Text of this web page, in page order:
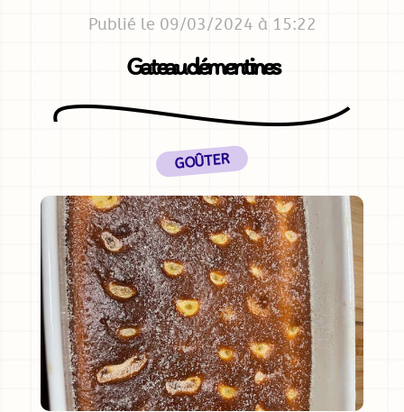
Publié le 09/03/2024 à 15:22
Gateau clémentines
GOÛTER